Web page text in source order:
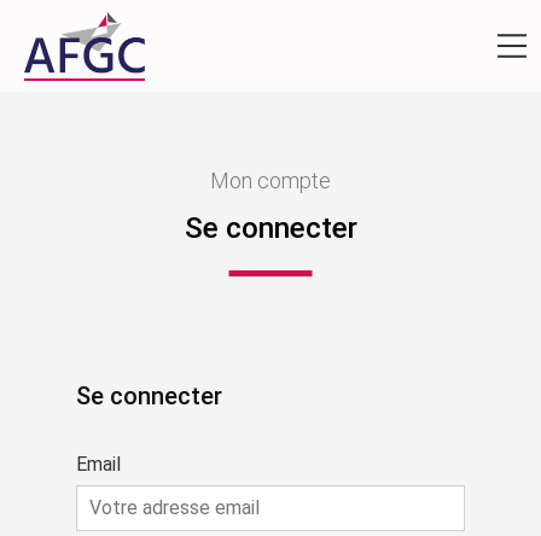
Mon compte
Se connecter
Se connecter
Email